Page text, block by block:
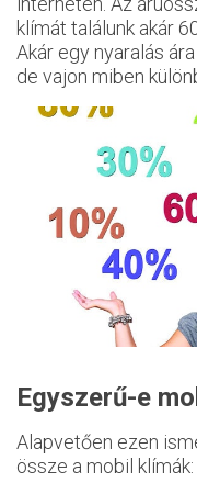
klímát találunk akár
Akár egy nyaralás
de vajon miben
Egyszerű-e
Alapvetően ezen
össze a mobil klímák: